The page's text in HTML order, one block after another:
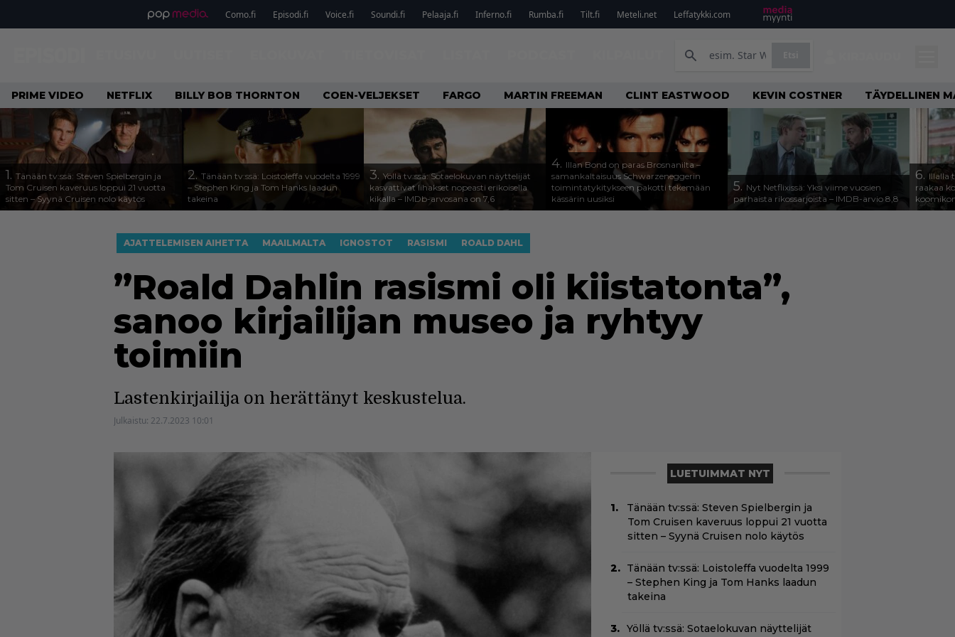
Como.fi Episodi.fi Voice.fi Soundi.fi Pelaaja.fi Inferno.fi Rumba.fi Tilt.fi Meteli.net Leffatykki.com
PRIME VIDEO NETFLIX BILLY BOB THORNTON COEN-VELJEKSET FARGO MARTIN FREEMAN CLINT EASTWOOD KEVIN COSTNER TÄYDELLINEN
1. Tänään tv:ssä: Steven Spielbergin ja
Tom Cruisen kaveruus loppui 21 vuotta
sitten – Syynä Cruisen nolo käytös
2. Tänään tv:ssä: Loistoleffa vuodelta 1999
– Stephen King ja Tom Hanks laadun
takeina
3. Yöllä tv:ssä: Sotaelokuvan näyttelijät
kasvattivat lihakset nopeasti erikoisella
kikalla – IMDb-arvosana on 7,6
4. Illan Bond on paras Brosnanilta –
samankaltaisuus Schwarzeneggerin
toimintatykitykseen pakotti tekemään
kässärin uusiksi
5. Nyt Netflixissä: Yksi viime vuosien
parhaista rikossarjoista – IMDB-arvio 8,8
6. Illalla
raakaa
AJATTELEMISEN AIHETTA MAAILMALTA IGNOSTOT RASISMI ROALD DAHL
”Roald Dahlin rasismi oli kiistatonta”,
sanoo kirjailijan museo ja ryhtyy
toimiin
Lastenkirjailija on herättänyt keskustelua.
Julkaistu: 22.7.2023 10:01
LUETUIMMAT NYT
Tänään tv:ssä: Steven Spielbergin ja
Tom Cruisen kaveruus loppui 21 vuotta
sitten – Syynä Cruisen nolo käytös
Tänään tv:ssä: Loistoleffa vuodelta 1999
– Stephen King ja Tom Hanks laadun
takeina
Yöllä tv:ssä: Sotaelokuvan näyttelijät